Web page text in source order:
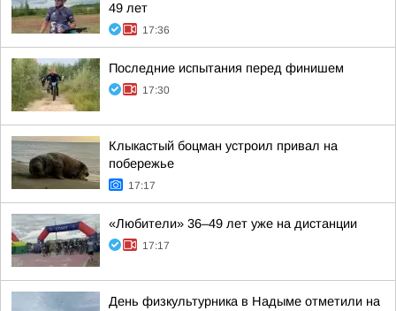
49 лет
17:36
Последние испытания перед финишем
17:30
Клыкастый боцман устроил привал на
побережье
17:17
«Любители» 36–49 лет уже на дистанции
17:17
День физкультурника в Надыме отметили на